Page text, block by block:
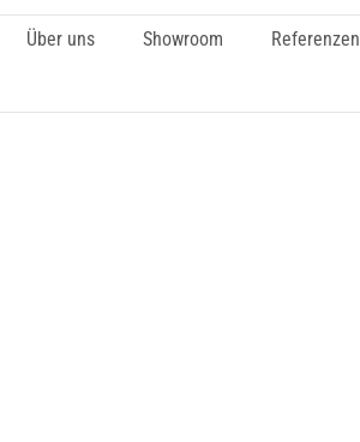
Über uns Showroom Referenzen